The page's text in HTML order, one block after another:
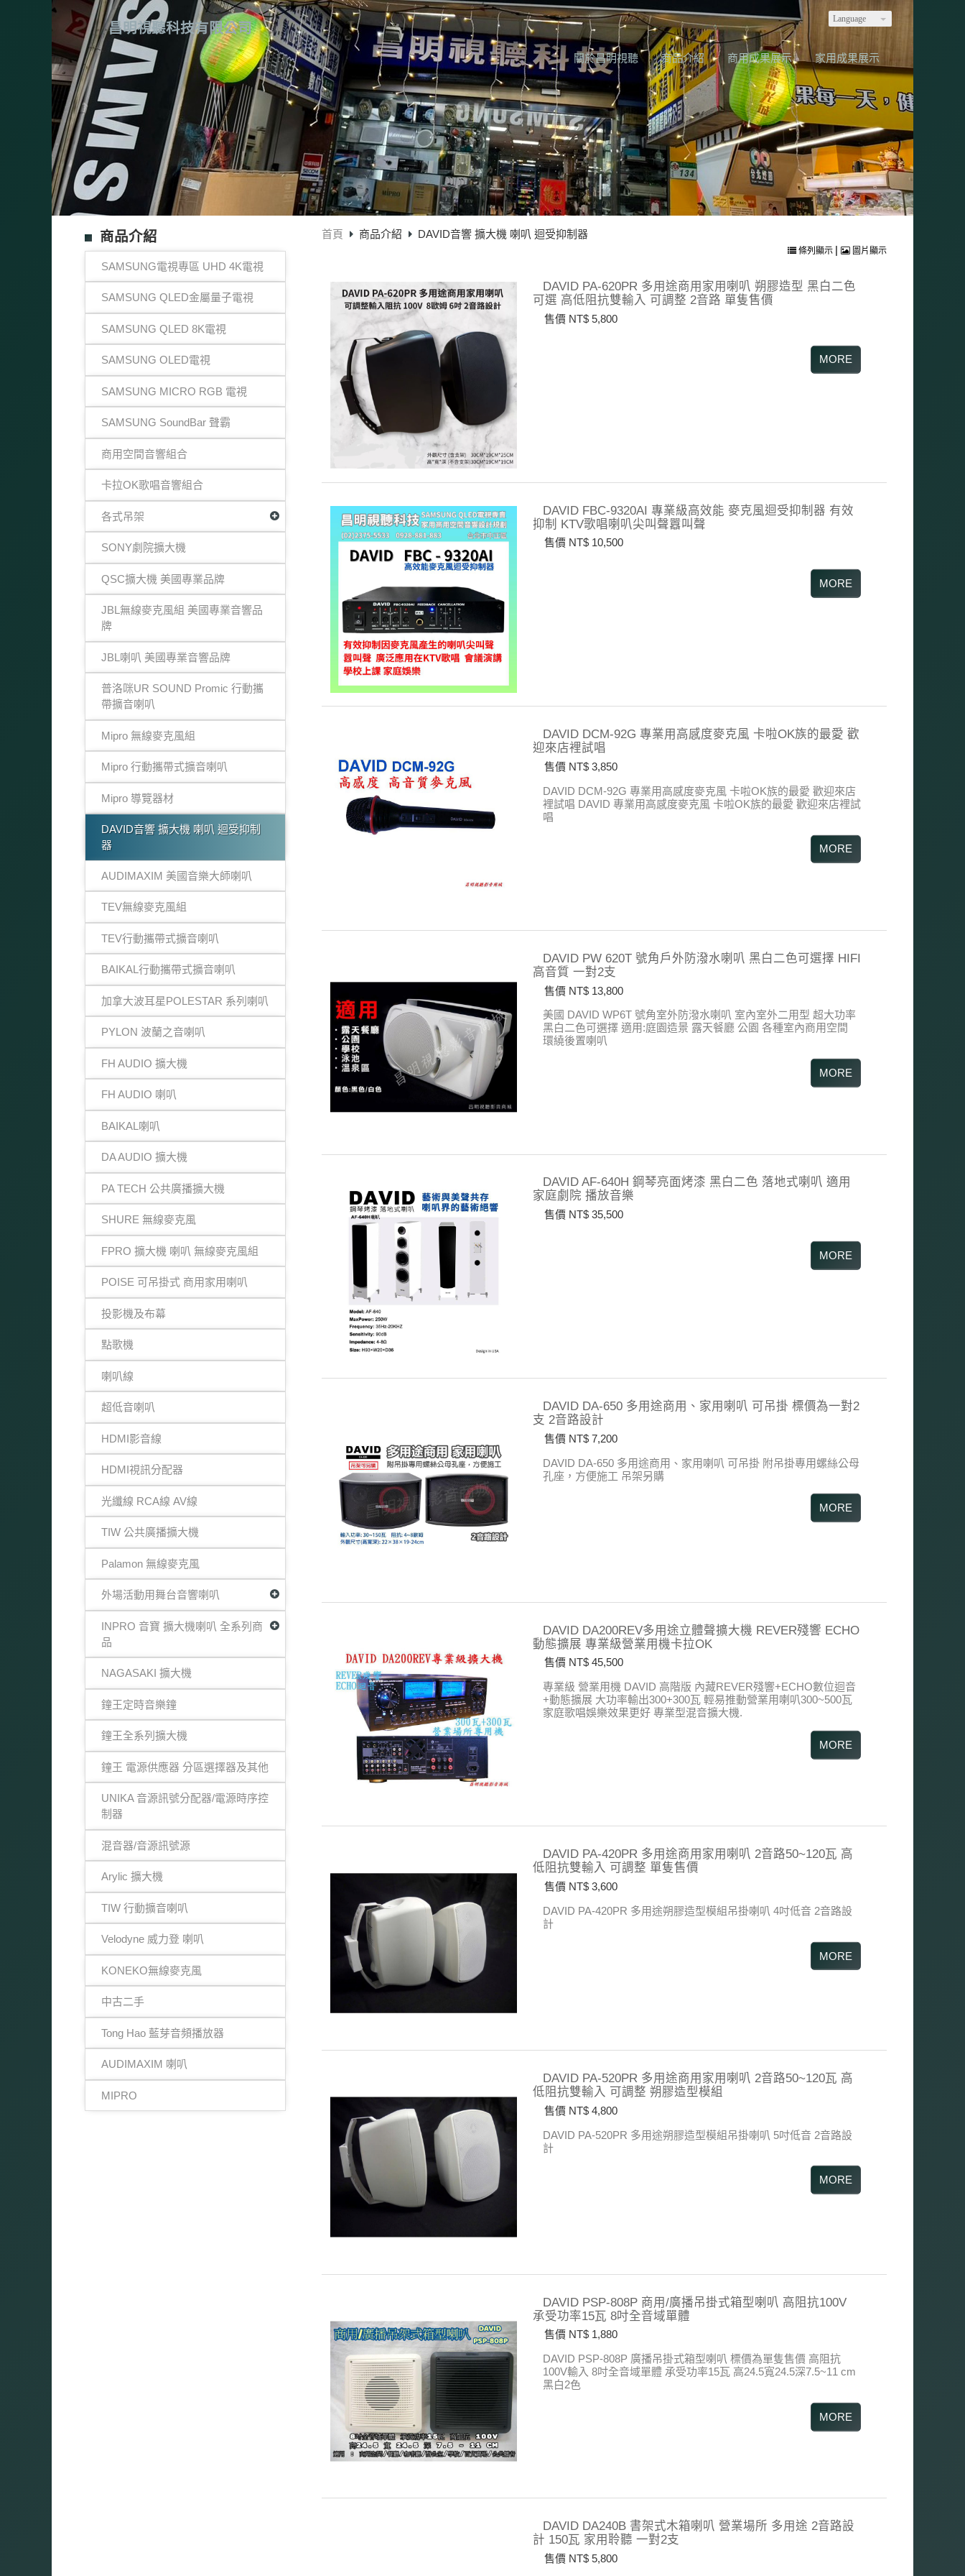
Language
昌明視聽科技有限公司
關於昌明視聽 商品介紹 商用成果展示 家用成果展示
商品介紹
SAMSUNG電視專區 UHD 4K電視
SAMSUNG QLED金屬量子電視
SAMSUNG QLED 8K電視
SAMSUNG OLED電視
SAMSUNG MICRO RGB 電視
SAMSUNG SoundBar 聲霸
商用空間音響組合
卡拉OK歌唱音響組合
各式吊架
SONY劇院擴大機
QSC擴大機 美國專業品牌
JBL無線麥克風組 美國專業音響品
牌
JBL喇叭 美國專業音響品牌
普洛咪UR SOUND Promic 行動攜
帶擴音喇叭
Mipro 無線麥克風組
Mipro 行動攜帶式擴音喇叭
Mipro 導覽器材
DAVID音響 擴大機 喇叭 迴受抑制
器
AUDIMAXIM 美國音樂大師喇叭
TEV無線麥克風組
TEV行動攜帶式擴音喇叭
BAIKAL行動攜帶式擴音喇叭
加拿大波耳星POLESTAR 系列喇叭
PYLON 波蘭之音喇叭
FH AUDIO 擴大機
FH AUDIO 喇叭
BAIKAL喇叭
DA AUDIO 擴大機
PA TECH 公共廣播擴大機
SHURE 無線麥克風
FPRO 擴大機 喇叭 無線麥克風組
POISE 可吊掛式 商用家用喇叭
投影機及布幕
點歌機
喇叭線
超低音喇叭
HDMI影音線
HDMI視訊分配器
光纖線 RCA線 AV線
TIW 公共廣播擴大機
Palamon 無線麥克風
外場活動用舞台音響喇叭
INPRO 音寶 擴大機喇叭 全系列商
品
NAGASAKI 擴大機
鐘王定時音樂鐘
鐘王全系列擴大機
鐘王 電源供應器 分區選擇器及其他
UNIKA 音源訊號分配器/電源時序控
制器
混音器/音源訊號源
Arylic 擴大機
TIW 行動擴音喇叭
Velodyne 威力登 喇叭
KONEKO無線麥克風
中古二手
Tong Hao 藍芽音頻播放器
AUDIMAXIM 喇叭
MIPRO
首頁 商品介紹 DAVID音響 擴大機 喇叭 迴受抑制器
條列顯示 | 圖片顯示
DAVID PA-620PR 多用途商用家用喇叭 朔膠造型 黑白二色
可選 高低阻抗雙輸入 可調整 2音路 單隻售價
售價 NT$ 5,800
DAVID FBC-9320AI 專業級高效能 麥克風迴受抑制器 有效
抑制 KTV歌唱喇叭尖叫聲囂叫聲
售價 NT$ 10,500
DAVID DCM-92G 專業用高感度麥克風 卡啦OK族的最愛 歡
迎來店裡試唱
售價 NT$ 3,850
DAVID DCM-92G 專業用高感度麥克風 卡啦OK族的最愛 歡迎來店
裡試唱 DAVID 專業用高感度麥克風 卡啦OK族的最愛 歡迎來店裡試
唱
DAVID PW 620T 號角戶外防潑水喇叭 黑白二色可選擇 HIFI
高音質 一對2支
售價 NT$ 13,800
美國 DAVID WP6T 號角室外防潑水喇叭 室內室外二用型 超大功率
黑白二色可選擇 適用:庭園造景 露天餐廳 公園 各種室內商用空間
環繞後置喇叭
DAVID AF-640H 鋼琴亮面烤漆 黑白二色 落地式喇叭 適用
家庭劇院 播放音樂
售價 NT$ 35,500
DAVID DA-650 多用途商用、家用喇叭 可吊掛 標價為一對2
支 2音路設計
售價 NT$ 7,200
DAVID DA-650 多用途商用、家用喇叭 可吊掛 附吊掛專用螺絲公母
孔座，方便施工 吊架另購
DAVID DA200REV多用途立體聲擴大機 REVER殘響 ECHO
動態擴展 專業級營業用機卡拉OK
售價 NT$ 45,500
專業級 營業用機 DAVID 高階版 內藏REVER殘響+ECHO數位迴音
+動態擴展 大功率輸出300+300瓦 輕易推動營業用喇叭300~500瓦
家庭歌唱娛樂效果更好 專業型混音擴大機.
DAVID PA-420PR 多用途商用家用喇叭 2音路50~120瓦 高
低阻抗雙輸入 可調整 單隻售價
售價 NT$ 3,600
DAVID PA-420PR 多用途朔膠造型模組吊掛喇叭 4吋低音 2音路設
計
DAVID PA-520PR 多用途商用家用喇叭 2音路50~120瓦 高
低阻抗雙輸入 可調整 朔膠造型模組
售價 NT$ 4,800
DAVID PA-520PR 多用途朔膠造型模組吊掛喇叭 5吋低音 2音路設
計
DAVID PSP-808P 商用/廣播吊掛式箱型喇叭 高阻抗100V
承受功率15瓦 8吋全音域單體
售價 NT$ 1,880
DAVID PSP-808P 廣播吊掛式箱型喇叭 標價為單隻售價 高阻抗
100V輸入 8吋全音域單體 承受功率15瓦 高24.5寬24.5深7.5~11 cm
黑白2色
DAVID DA240B 書架式木箱喇叭 營業場所 多用途 2音路設
計 150瓦 家用聆聽 一對2支
售價 NT$ 5,800